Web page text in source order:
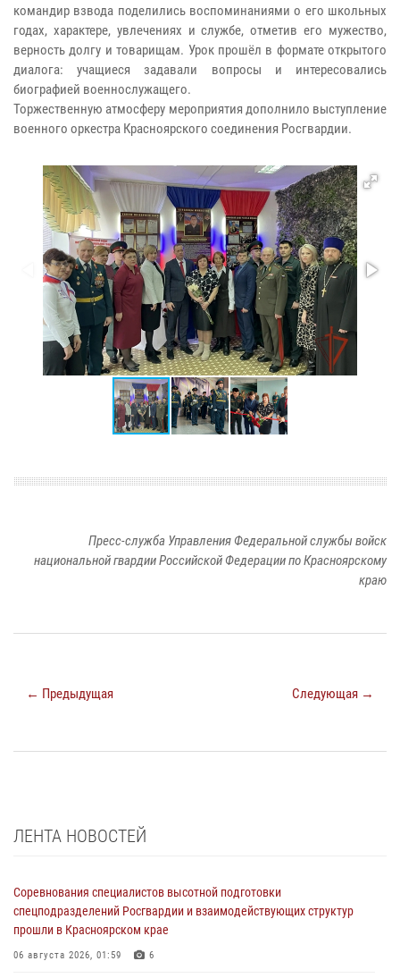
командир взвода поделились воспоминаниями о его школьных
годах, характере, увлечениях и службе, отметив его мужество,
верность долгу и товарищам. Урок прошёл в формате открытого
диалога: учащиеся задавали вопросы и интересовались
биографией военнослужащего.
Торжественную атмосферу мероприятия дополнило выступление
военного оркестра Красноярского соединения Росгвардии.
Пресс-служба Управления Федеральной службы войск
национальной гвардии Российской Федерации по Красноярскому
краю
← Предыдущая Следующая →
ЛЕНТА НОВОСТЕЙ
Соревнования специалистов высотной подготовки
спецподразделений Росгвардии и взаимодействующих структур
прошли в Красноярском крае
06 августа 2026, 01:59 6